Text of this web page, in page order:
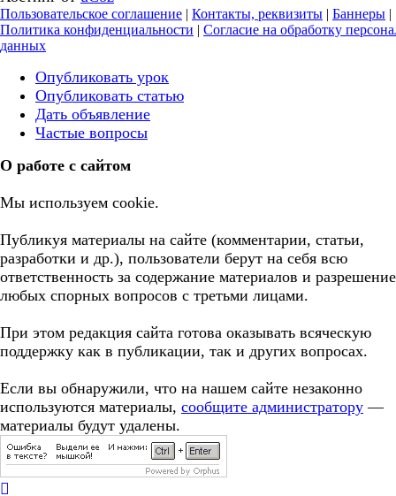
Пользовательское соглашение | Контакты, реквизиты | Баннеры |
Политика конфиденциальности | Согласие на обработку
данных
Опубликовать урок
Опубликовать статью
Дать объявление
Частые вопросы
О работе с сайтом
Мы используем cookie.
Публикуя материалы на сайте (комментарии, статьи,
разработки и др.), пользователи берут на себя всю
ответственность за содержание материалов и разрешение
любых спорных вопросов с третьми лицами.
При этом редакция сайта готова оказывать всяческую
поддержку как в публикации, так и других вопросах.
Если вы обнаружили, что на нашем сайте незаконно
используются материалы, сообщите администратору —
материалы будут удалены.